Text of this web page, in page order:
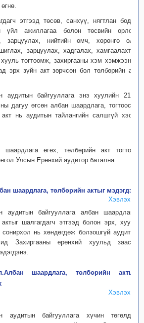
этгээд төсөв, санхүү, нягтлан бодох
үйл ажиллагаа болон төсвийн орлого
зарцуулах, нийтийн өмч, хөрөнгө олж
зарцуулах, хадгалах, хамгаалахтай
тогтоомж, захиргааны хэм хэмжээний
эрх зүйн акт зөрчсөн бол төлбөрийн акт
аудитын байгууллага энэ хуулийн 21.1,
дагуу өгсөн албан шаардлага, тогтоосон
нь аудитын тайлангийн салшгүй хэсэг
шаардлага өгөх, төлбөрийн акт тогтоох
Улсын Ерөнхий аудитор батална.
шаардлага, төлбөрийн актыг мэдэгдэх
Хэвлэх
аудитын байгууллага албан шаардлага,
шалгагдагч этгээд болон эрх, хууль
нь хөндөгдөж болзошгүй аудитад
Захиргааны ерөнхий хуульд заасан
шаардлага, төлбөрийн актын
Хэвлэх
аудитын байгууллага хүчин төгөлдөр